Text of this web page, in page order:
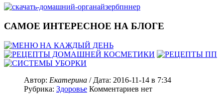
САМОЕ ИНТЕРЕСНОЕ НА БЛОГЕ
Автор: Екатерина / Дата: 2016-11-14 в 7:34
Рубрика: Здоровье Комментариев нет